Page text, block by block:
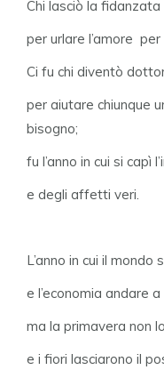
Chi lasciò la fidanzata
per urlare l’amore
Ci fu chi diventò
per aiutare chiunque
bisogno;
fu l’anno in cui si capì
e degli affetti veri.
L’anno in cui il
e l’economia andare a
ma la primavera non
e i fiori lasciarono il